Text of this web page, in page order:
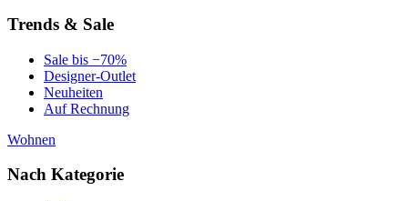
Trends & Sale
Sale bis −70%
Designer-Outlet
Neuheiten
Auf Rechnung
Wohnen
Nach Kategorie